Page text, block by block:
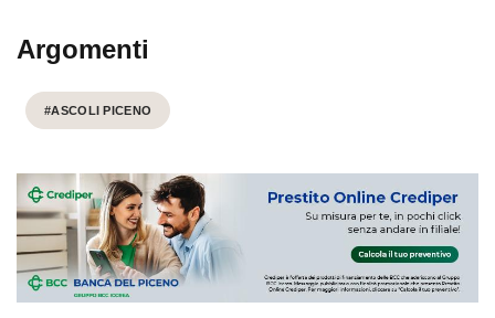
Argomenti
#ASCOLI PICENO